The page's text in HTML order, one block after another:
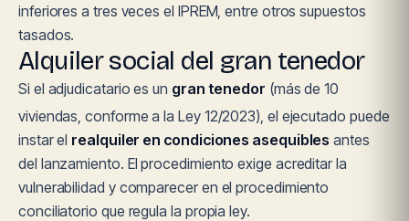
inferiores a tres veces el IPREM, entre otros supuestos
tasados.
Alquiler social del gran tenedor
Si el adjudicatario es un gran tenedor (más de 10
viviendas, conforme a la Ley 12/2023), el ejecutado puede
instar el realquiler en condiciones asequibles antes
del lanzamiento. El procedimiento exige acreditar la
vulnerabilidad y comparecer en el procedimiento
conciliatorio que regula la propia ley.